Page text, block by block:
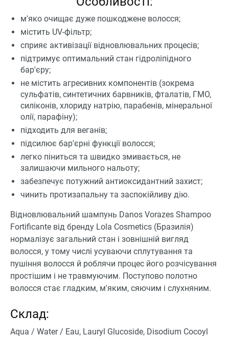
м'яко очищає дуже пошкоджене волосся;
містить UV-фільтр;
сприяє активізації відновлювальних процесів;
підтримує оптимальний стан гідроліпідного
бар'єру;
не містить агресивних компонентів (зокрема
сульфатів, синтетичних барвників, фталатів, ГМО,
силіконів, хлориду натрію, парабенів, мінеральної
олії, парафіну);
підходить для веганів;
підсилює бар'єрні функції волосся;
легко піниться та швидко змивається, не
залишаючи мильного нальоту;
забезпечує потужний антиоксидантний захист;
чинить протизапальну та заспокійливу дію.
Відновлювальний шампунь Danos Vorazes Shampoo
Fortificante від бренду Lola Cosmetics (Бразилія)
нормалізує загальний стан і зовнішній вигляд
волосся, у тому числі усуваючи сплутування та
пушіння волосся й роблячи процес його розчісування
простішим і не травмуючим. Поступово полотно
волосся стає гладким, м'яким, сяючим і слухняним.
Склад:
Aqua / Water / Eau, Lauryl Glucoside, Disodium Cocoyl